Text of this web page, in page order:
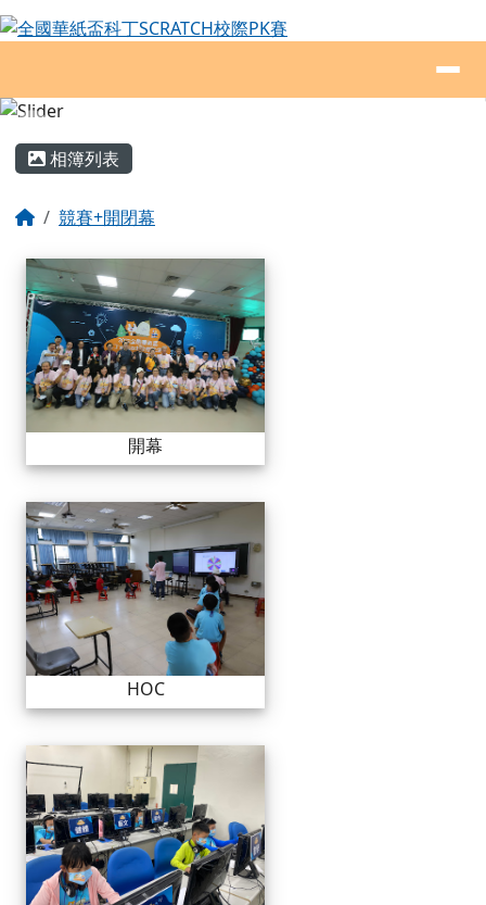
跳至主內容區
全國華紙盃科丁SCRATCH校際PK賽
主內容區域
相簿列表
回首頁競賽+開閉幕
相簿列表
開幕
HOC
頁尾區域